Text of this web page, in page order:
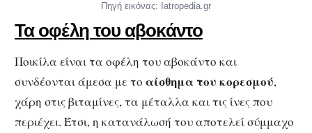
Πηγή εικόνας: Iatropedia.gr
Τα οφέλη του αβοκάντο
Ποικίλα είναι τα οφέλη του αβοκάντο και
συνδέονται άμεσα με το αίσθημα του κορεσμού,
χάρη στις βιταμίνες, τα μέταλλα και τις ίνες που
περιέχει. Έτσι, η κατανάλωσή του αποτελεί σύμμαχο